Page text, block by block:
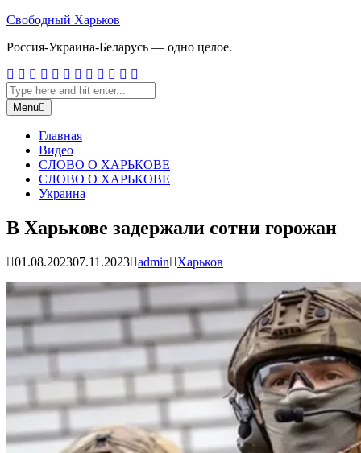
Skip
content
Свободный Харьков
Россия-Украина-Беларусь — одно целое.
Facebook
Twitter
Google
Plus
Linkedin
Instagram
YouTube
Pinterest
Tumblr
VKEmail
RSS
Search
for:Menu
Главная
Видео
СЛОВО О ХАРЬКОВЕ
СЛОВО О ХАРЬКОВЕ
Украина
В Харькове задержали сотни горожан
01.08.202307.11.2023 admin Харьков